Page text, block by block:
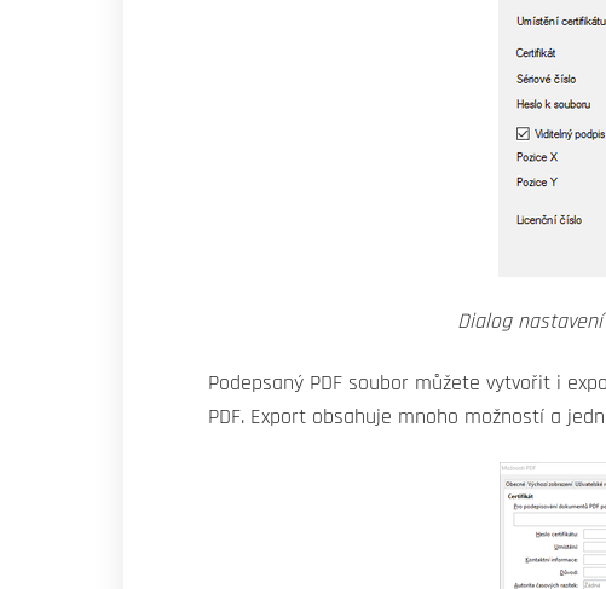
Dialog
Podepsaný PDF soubor můžete vytvořit i
PDF. Export obsahuje mnoho možností a